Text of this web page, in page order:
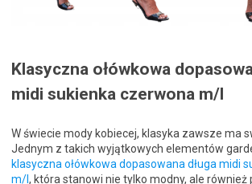
Klasyczna ołówkowa
midi sukienka czerwona m/l
W świecie mody kobiecej, klasyka zawsze ma
Jednym z takich wyjątkowych elementów
klasyczna ołówkowa dopasowana długa midi
m/l, która stanowi nie tylko modny, ale